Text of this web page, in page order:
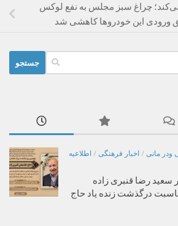
چراغ سبز مجلس به نفع لوکس
ورودی این خودرو‌ها کاهشی شد
ودر مانی / اخبار فرهنگی / اطلاعیه
سعید رضا قنبری زاده
درگذشت زنده یاد حاج